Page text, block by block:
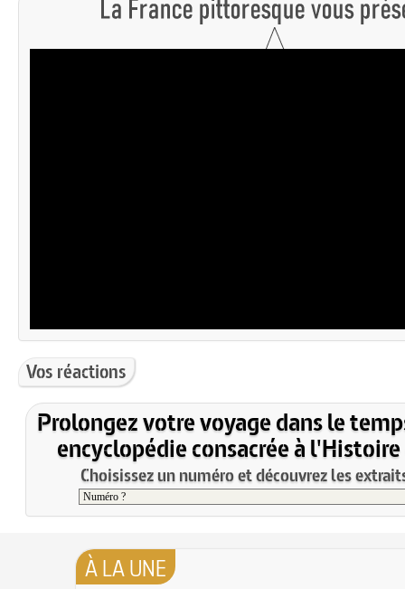
Vos réactions
Prolongez votre voyage dans le
encyclopédie consacrée à l'Histoire
Choisissez un numéro et découvrez les
À LA UNE